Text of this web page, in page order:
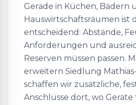
Gerade in Küchen, Bädern
Hauswirtschaftsräumen ist
entscheidend: Abstände,
Anforderungen und
Reserven müssen passen.
erweitern Siedlung
schaffen wir zusätzliche,
Anschlüsse dort, wo Geräte